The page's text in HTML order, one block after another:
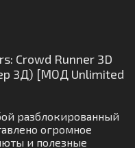
Crowd Runner 3D
3Д) [МОД Unlimited
разблокированный
огромное
и полезные